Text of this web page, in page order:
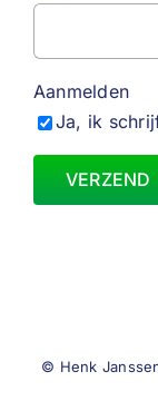
Aanmelden
Ja, ik
© Henk